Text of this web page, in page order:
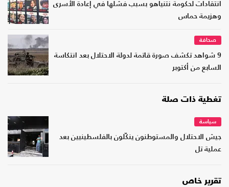
انتقادات لحكومة نتنياهو بسبب فشلها في إعادة الأسرى
وهزيمة حماس
صحافة
9 شواهد تكشف صورة قاتمة لدولة الاحتلال بعد انتكاسة
السابع من أكتوبر
تغطية ذات صلة
سياسة
جيش الاحتلال والمستوطنون ينكّلون بالفلسطينيين بعد
عملية تل
تقرير خاص